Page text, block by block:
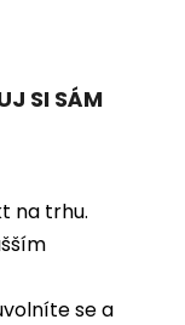
SI SÁM
na trhu.
se a